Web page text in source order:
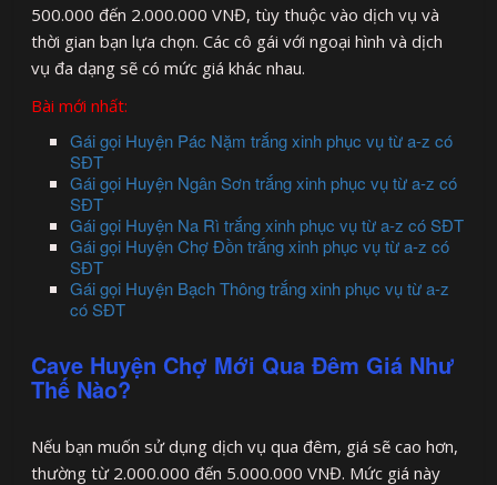
500.000 đến 2.000.000 VNĐ, tùy thuộc vào dịch vụ và
thời gian bạn lựa chọn. Các cô gái với ngoại hình và dịch
vụ đa dạng sẽ có mức giá khác nhau.
Bài mới nhất:
Gái gọi Huyện Pác Nặm trắng xinh phục vụ từ a-z có
SĐT
Gái gọi Huyện Ngân Sơn trắng xinh phục vụ từ a-z có
SĐT
Gái gọi Huyện Na Rì trắng xinh phục vụ từ a-z có SĐT
Gái gọi Huyện Chợ Đồn trắng xinh phục vụ từ a-z có
SĐT
Gái gọi Huyện Bạch Thông trắng xinh phục vụ từ a-z
có SĐT
Cave Huyện Chợ Mới Qua Đêm Giá Như
Thế Nào?
Nếu bạn muốn sử dụng dịch vụ qua đêm, giá sẽ cao hơn,
thường từ 2.000.000 đến 5.000.000 VNĐ. Mức giá này